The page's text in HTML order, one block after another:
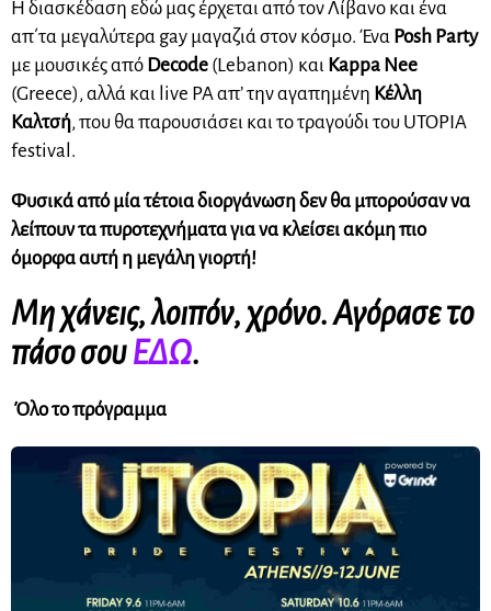
H διασκέδαση εδώ μας έρχεται από τον Λίβανο και ένα
απ΄τα μεγαλύτερα gay μαγαζιά στον κόσμο. Ένα Posh Party
με μουσικές από Decode (Lebanon) και Kappa Nee
(Greece), αλλά και live PA απ’ την αγαπημένη Κέλλη
Καλτσή, που θα παρουσιάσει και το τραγούδι του UTOPIA
festival.
Φυσικά από μία τέτοια διοργάνωση δεν θα μπορούσαν να
λείπουν τα πυροτεχνήματα για να κλείσει ακόμη πιο
όμορφα αυτή η μεγάλη γιορτή!
Μη χάνεις, λοιπόν, χρόνο. Αγόρασε το
πάσο σουΕΔΩ.
Όλο το πρόγραμμα